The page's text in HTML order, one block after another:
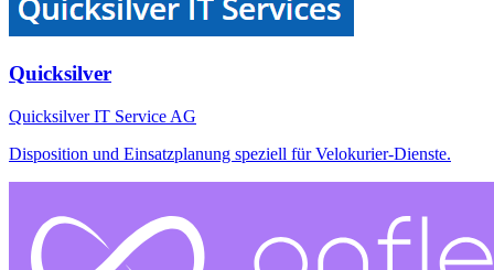
Quicksilver
Quicksilver IT Service AG
Disposition und Einsatzplanung speziell für Velokurier-Dienste.